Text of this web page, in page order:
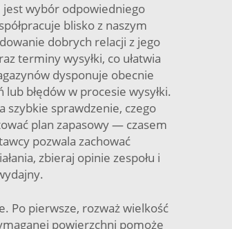
jest wybór odpowiedniego
blisko z naszym
dobrych relacji z jego
terminy wysyłki, co ułatwia
dysponuje obecnie
błędów w procesie wysyłki.
szybkie sprawdzenie, czego
plan zapasowy — czasem
pozwala zachować
zbieraj opinie zespołu i
Po pierwsze, rozważ wielkość
powierzchni pomoże